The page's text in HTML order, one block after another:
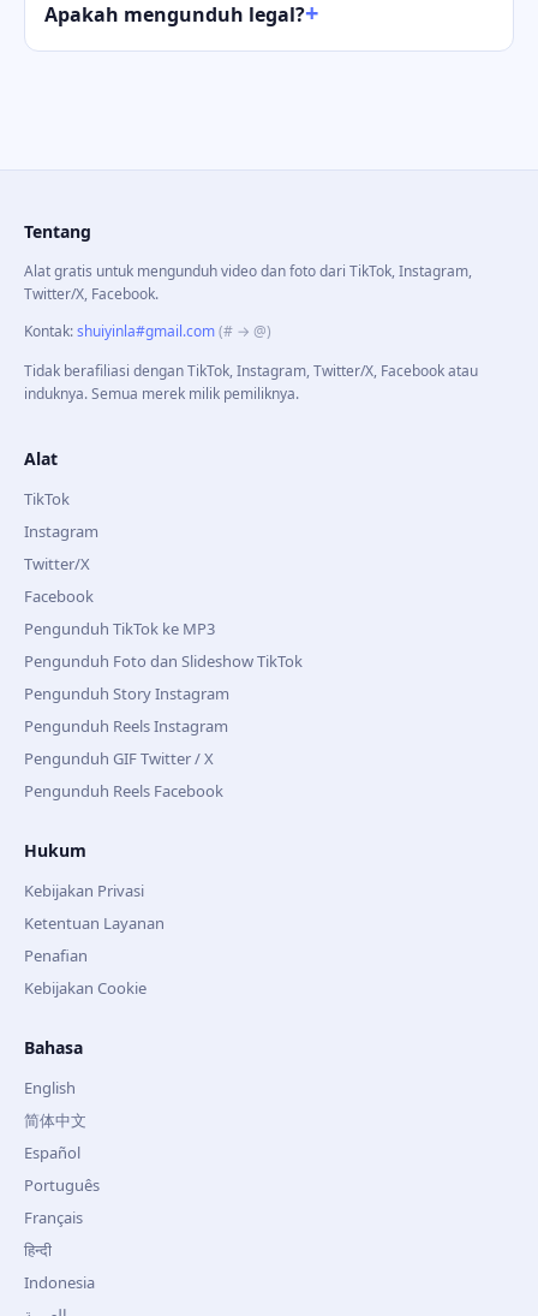
Apakah mengunduh legal?
Tentang
Alat gratis untuk mengunduh video dan foto dari TikTok, Instagram,
Twitter/X, Facebook.
Kontak:shuiyinla#gmail.com(# → @)
Tidak berafiliasi dengan TikTok, Instagram, Twitter/X, Facebook atau
induknya. Semua merek milik pemiliknya.
Alat
TikTok
Instagram
Twitter/X
Facebook
Pengunduh TikTok ke MP3
Pengunduh Foto dan Slideshow TikTok
Pengunduh Story Instagram
Pengunduh Reels Instagram
Pengunduh GIF Twitter / X
Pengunduh Reels Facebook
Hukum
Kebijakan Privasi
Ketentuan Layanan
Penafian
Kebijakan Cookie
Bahasa
English
简体中文
Español
Português
Français
हिन्दी
Indonesia